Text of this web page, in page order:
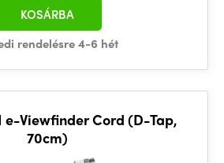
rendelésre 4-6 hét
KOSÁRBA
e-Viewfinder Cord (D-Tap,
70cm)